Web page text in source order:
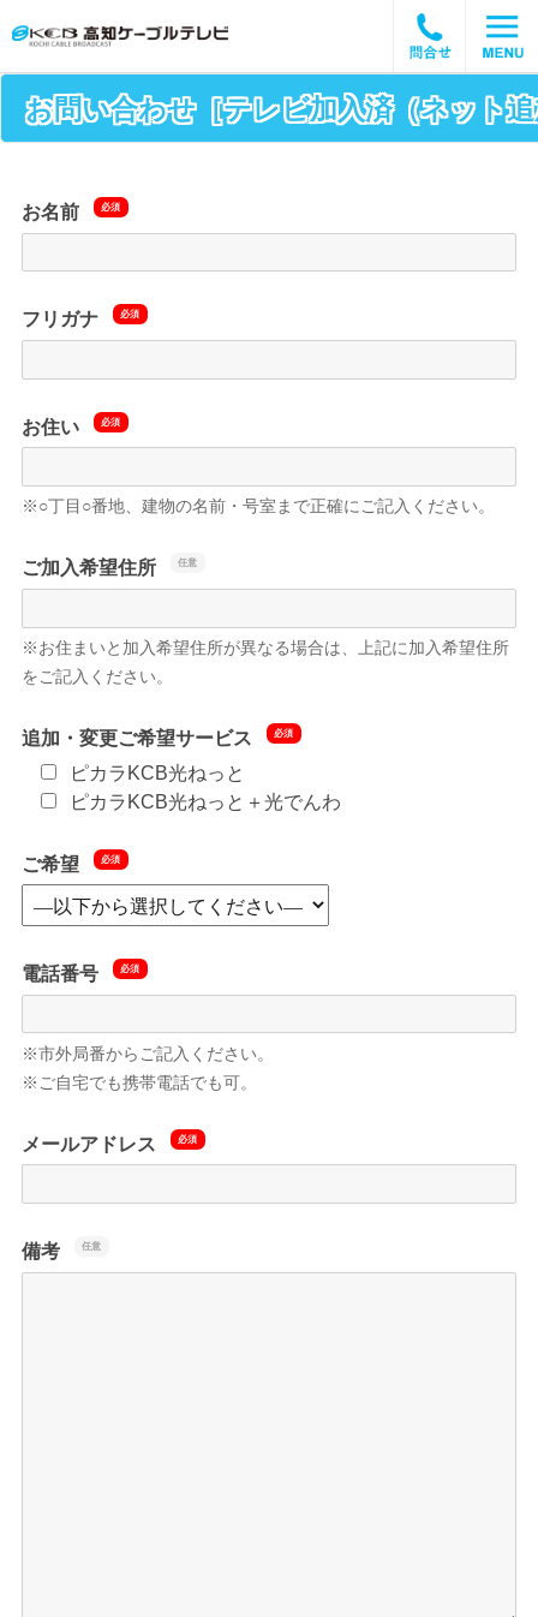
お問い合わせ［テレビ加入済（ネット
お名前
フリガナ
お住い
※○丁目○番地、建物の名前・号室まで正確にご記入ください。
ご加入希望住所
※お住まいと加入希望住所が異なる場合は、上記に加入希望住所
をご記入ください。
追加・変更ご希望サービス
ピカラKCB光ねっと
ピカラKCB光ねっと＋光でんわ
ご希望
電話番号
※市外局番からご記入ください。
※ご自宅でも携帯電話でも可。
メールアドレス
備考